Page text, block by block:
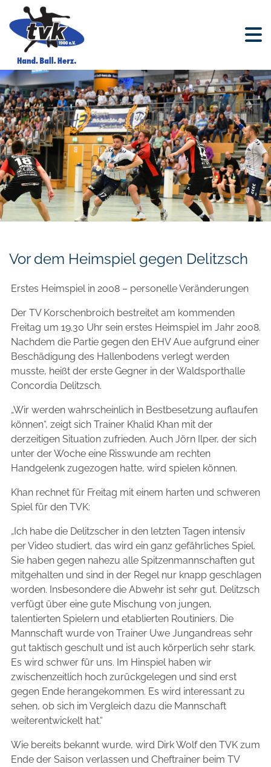
Vor dem Heimspiel gegen Delitzsch
Erstes Heimspiel in 2008 – personelle Veränderungen
Der TV Korschenbroich bestreitet am kommenden
Freitag um 19.30 Uhr sein erstes Heimspiel im Jahr 2008.
Nachdem die Partie gegen den EHV Aue aufgrund einer
Beschädigung des Hallenbodens verlegt werden
musste, heißt der erste Gegner in der Waldsporthalle
Concordia Delitzsch.
„Wir werden wahrscheinlich in Bestbesetzung auflaufen
können“, zeigt sich Trainer Khalid Khan mit der
derzeitigen Situation zufrieden. Auch Jörn Ilper, der sich
unter der Woche eine Risswunde am rechten
Handgelenk zugezogen hatte, wird spielen können.
Khan rechnet für Freitag mit einem harten und schweren
Spiel für den TVK:
„Ich habe die Delitzscher in den letzten Tagen intensiv
per Video studiert, das wird ein ganz gefährliches Spiel.
Sie haben gegen nahezu alle Spitzenmannschaften gut
mitgehalten und sind in der Regel nur knapp geschlagen
worden. Insbesondere die Abwehr ist sehr gut. Delitzsch
verfügt über eine gute Mischung von jungen,
talentierten Spielern und etablierten Routiniers. Die
Mannschaft wurde von Trainer Uwe Jungandreas sehr
gut taktisch geschult und ist auch körperlich sehr stark.
Es wird schwer für uns. Im Hinspiel haben wir
zwischenzeitlich hoch zurückgelegen und sind erst
gegen Ende herangekommen. Es wird interessant zu
sehen, ob sich im Vergleich dazu die Mannschaft
weiterentwickelt hat.“
Wie bereits bekannt wurde, wird Dirk Wolf den TVK zum
Ende der Saison verlassen und Cheftrainer beim TV